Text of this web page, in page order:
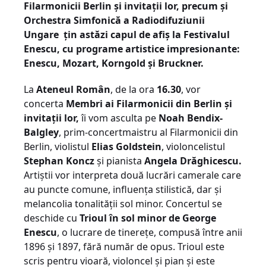
Filarmonicii Berlin și invitații lor, precum și
Orchestra Simfonică a Radiodifuziunii
Ungare țin astăzi capul de afiș la Festivalul
Enescu, cu programe artistice impresionante:
Enescu, Mozart, Korngold și Bruckner.
La Ateneul Român, de la ora 16.30, vor
concerta Membri ai Filarmonicii din Berlin și
invitații lor,îi vom asculta pe Noah Bendix-
Balgley, prim-concertmaistru al Filarmonicii din
Berlin, violistul Elias Goldstein, violoncelistul
Stephan Konczși pianista Angela Drăghicescu.
Artiștii vor interpreta două lucrări camerale care
au puncte comune, influența stilistică, dar și
melancolia tonalității sol minor. Concertul se
deschide cu Trioul în sol minor de George
Enescu, o lucrare de tinerețe, compusă între anii
1896 și 1897, fără număr de opus. Trioul este
scris pentru vioară, violoncel și pian și este